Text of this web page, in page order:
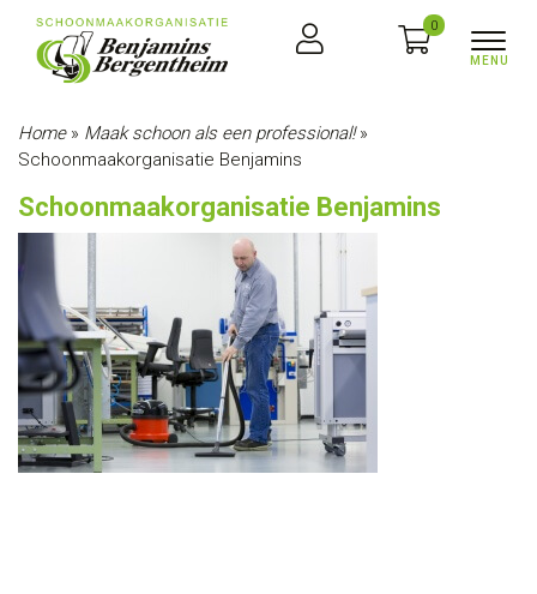
0
Home» Maak schoon als een professional!»
Schoonmaakorganisatie Benjamins
Schoonmaakorganisatie Benjamins